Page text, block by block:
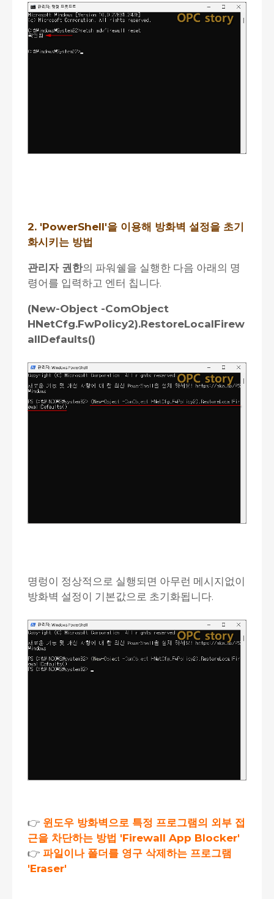
2. 'PowerShell'을 이용해 방화벽 설정을 초기
화시키는 방법
관리자 권한의 파워쉘을 실행한 다음 아래의 명
령어를 입력하고 엔터 칩니다.
(New-Object -ComObject
HNetCfg.FwPolicy2).RestoreLocalFirew
allDefaults()
명렁이 정상적으로 실행되면 아무런 메시지없이
방화벽 설정이 기본값으로 초기화됩니다.
👉 윈도우 방화벽으로 특정 프로그램의 외부 접
근을 차단하는 방법 'Firewall App Blocker'
👉 파일이나 폴더를 영구 삭제하는 프로그램
'Eraser'